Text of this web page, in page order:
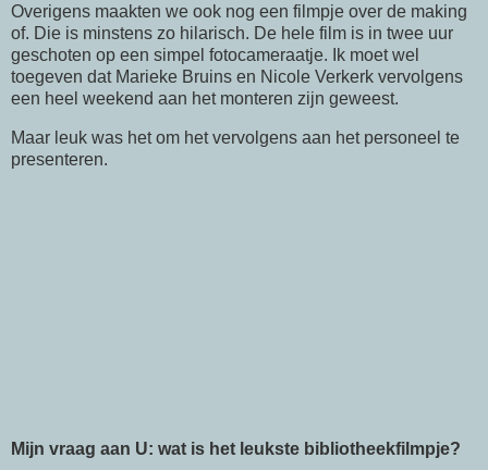
Overigens maakten we ook nog een filmpje over de making
of. Die is minstens zo hilarisch. De hele film is in twee uur
geschoten op een simpel fotocameraatje. Ik moet wel
toegeven dat Marieke Bruins en Nicole Verkerk vervolgens
een heel weekend aan het monteren zijn geweest.
Maar leuk was het om het vervolgens aan het personeel te
presenteren.
Mijn vraag aan U: wat is het leukste bibliotheekfilmpje?